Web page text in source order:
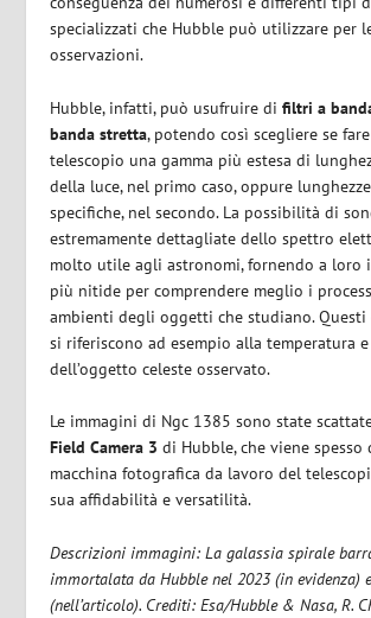
specializzati che Hubble può utilizzare per
osservazioni.
Hubble, infatti, può usufruire difiltri a
banda stretta, potendo così scegliere se
telescopio una gamma più estesa di
della luce, nel primo caso, oppure
specifiche, nel secondo. La possibilità di
estremamente dettagliate dello spettro
molto utile agli astronomi, fornendo a loro
più nitide per comprendere meglio i
ambienti degli oggetti che studiano.
si riferiscono ad esempio alla temperatura
dell’oggetto celeste osservato.
Le immagini di Ngc 1385 sono state
Field Camera 3 di Hubble, che viene spesso
macchina fotografica da lavoro del
sua affidabilità e versatilità.
Descrizioni immagini: La galassia spirale
immortalata da Hubble nel 2023 (in evidenza)
(nell’articolo). Crediti: Esa/Hubble & Nasa, R.